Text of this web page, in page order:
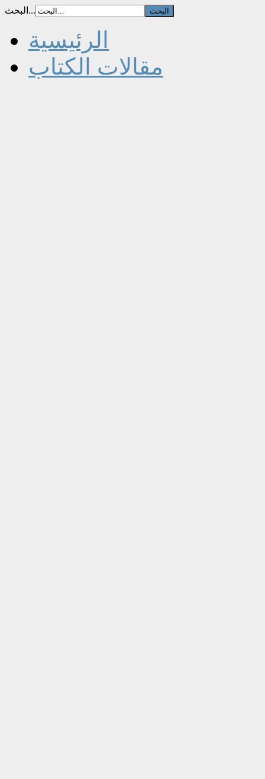
البحث...
الرئيسية
مقالات الكتاب